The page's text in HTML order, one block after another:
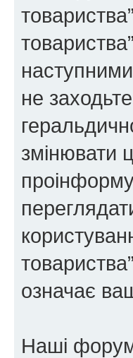
не
змінювати
означає
Наші